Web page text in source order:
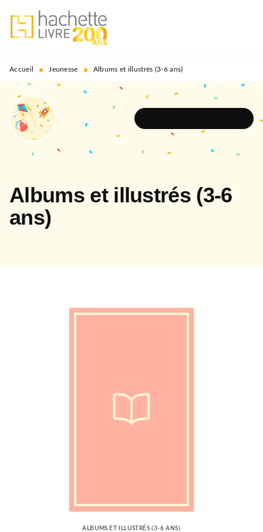
MENU RECHERCHE
PIED DE PAGE
Accueil • Jeunesse • Albums et illustrés (3-6 ans)
Albums et illustrés (3-6
ans)
ALBUMS ET ILLUSTRÉS (3-6 ANS)